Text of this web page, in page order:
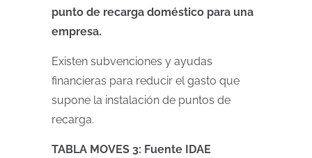
punto de recarga doméstico para una
empresa.
Existen subvenciones y ayudas
financieras para reducir el gasto que
supone la instalación de puntos de
recarga.
TABLA MOVES 3: Fuente IDAE